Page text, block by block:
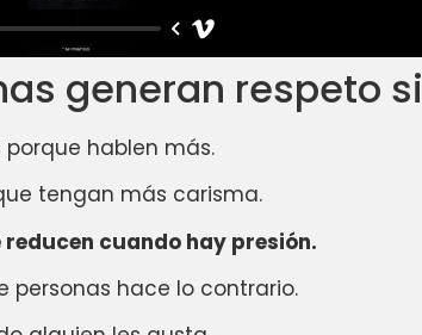
generan respeto
porque hablen más.
tengan más carisma.
reducen cuando hay presión.
personas hace lo contrario.